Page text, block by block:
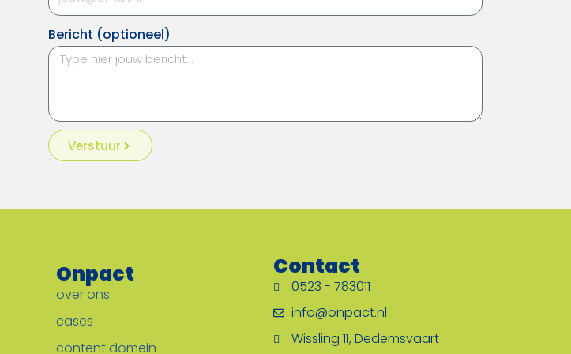
Bericht (optioneel)
Verstuur
Onpact
over ons
cases
content domein
Contact
0523 - 783011
info@onpact.nl
Wissling 11, Dedemsvaart